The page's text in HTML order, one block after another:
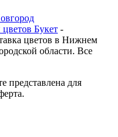
Букет -
цветов в Нижнем
области. Все
представлена для